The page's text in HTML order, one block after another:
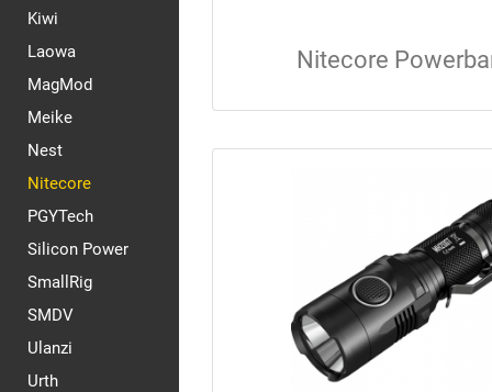
Kiwi
Laowa
MagMod
Meike
Nest
Nitecore
PGYTech
Silicon Power
SmallRig
SMDV
Ulanzi
Urth
Nitecore